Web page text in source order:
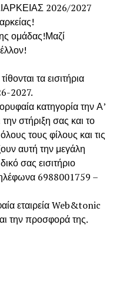
2026/2027
ομάδας!Μαζί
τα εισιτήρια
2027.
κατηγορία την Α’
την στήριξη σας και το
τους φίλους και τις
αυτή την μεγάλη
σας εισιτήριο
6988001759 –
εταιρεία Web&tonic
την προσφορά της.